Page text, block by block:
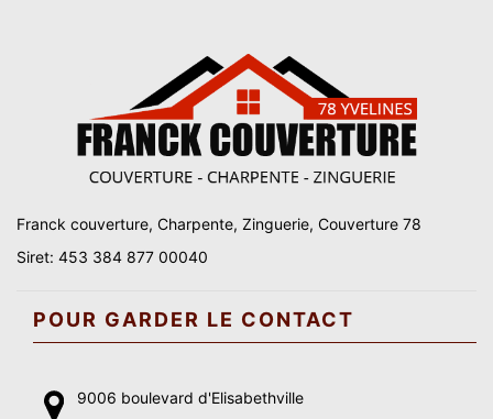
Franck couverture, Charpente, Zinguerie, Couverture 78
Siret: 453 384 877 00040
POUR GARDER LE CONTACT
9006 boulevard d'Elisabethville